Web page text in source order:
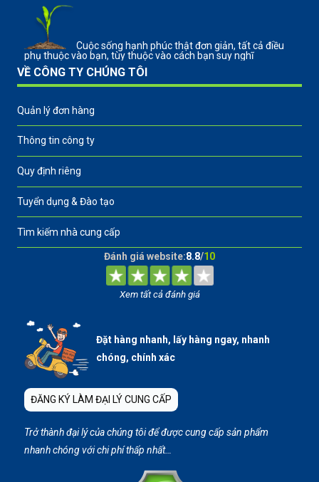
Cuộc sống hạnh phúc thật đơn giản, tất cả điều
phụ thuộc vào bạn, tùy thuộc vào cách bạn suy nghĩ
VỀ CÔNG TY CHÚNG TÔI
Quản lý đơn hàng
Thông tin công ty
Quy định riêng
Tuyển dụng & Đào tạo
Tìm kiếm nhà cung cấp
Đánh giá website:8.8/10
Xem tất cả đánh giá
Đặt hàng nhanh, lấy hàng ngay, nhanh
chóng, chính xác
ĐĂNG KÝ LÀM ĐẠI LÝ CUNG CẤP
Trở thành đại lý của chúng tôi để được cung cấp sản phẩm
nhanh chóng với chi phí thấp nhất…